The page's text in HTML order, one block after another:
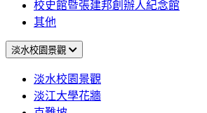
校史館暨張建邦創辦人紀念館
其他
淡水校園景觀
淡水校園景觀
淡江大學花牆